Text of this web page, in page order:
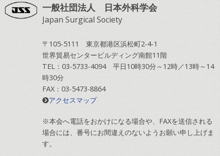
一般社団法人 日本外科学会
Japan Surgical Society
〒105-5111 東京都港区浜松町2-4-1
世界貿易センタービルディング南館11階
TEL：03-5733-4094 平日10時30分～12時／13時～14
時30分
FAX：03-5473-8864
アクセスマップ
※本会へ電話をおかけになる場合や、FAXを送信される
場合には、番号にお間違えのないようお願い申し上げま
す。